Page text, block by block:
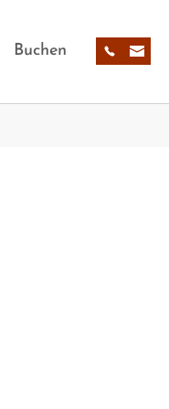
Buchen